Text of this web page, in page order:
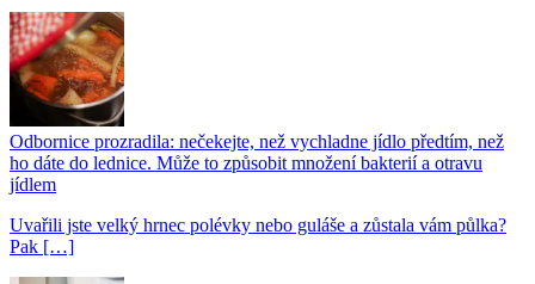
Odbornice prozradila: nečekejte, než vychladne jídlo předtím, než
ho dáte do lednice. Může to způsobit množení bakterií a otravu
jídlem
Uvařili jste velký hrnec polévky nebo guláše a zůstala vám půlka?
Pak […]